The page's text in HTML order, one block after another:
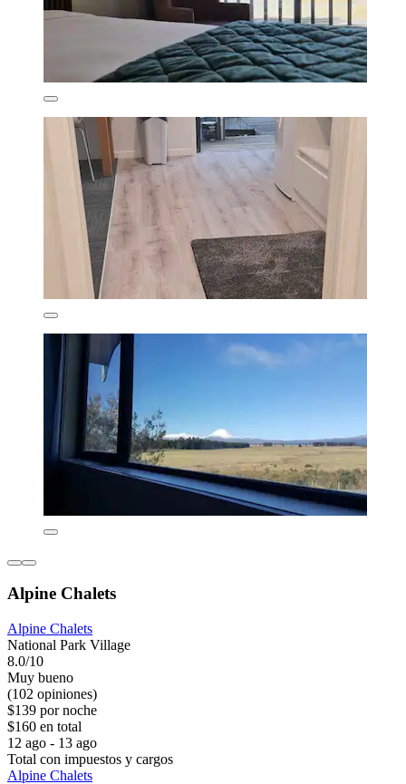
Alpine Chalets
Alpine Chalets
National Park Village
8.0/10
Muy bueno
(102 opiniones)
$139 por noche
$160 en total
12 ago - 13 ago
Total con impuestos y cargos
Alpine Chalets